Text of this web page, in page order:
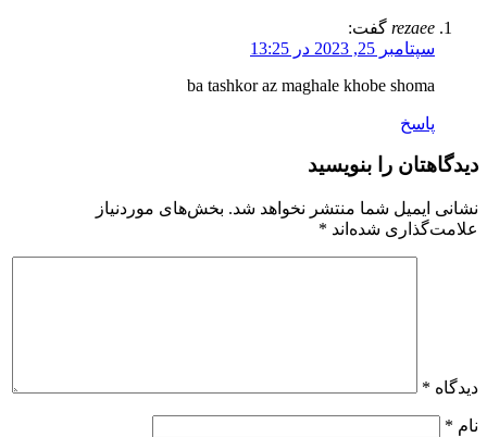
rezaee گفت:
سپتامبر 25, 2023 در 13:25
ba tashkor az maghale khobe shoma
پاسخ
دیدگاهتان را بنویسید
نشانی ایمیل شما منتشر نخواهد شد. بخش‌های موردنیاز
علامت‌گذاری شده‌اند *
دیدگاه *
نام *